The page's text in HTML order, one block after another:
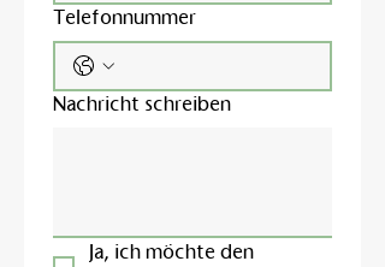
Telefonnummer
Nachricht schreiben
Ja, ich möchte den